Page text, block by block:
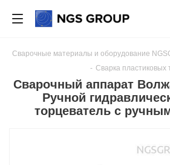
Сварочные материалы и оборудование
- Сварка пластиковых
Сварочный аппарат
Ручной
торцеватель с